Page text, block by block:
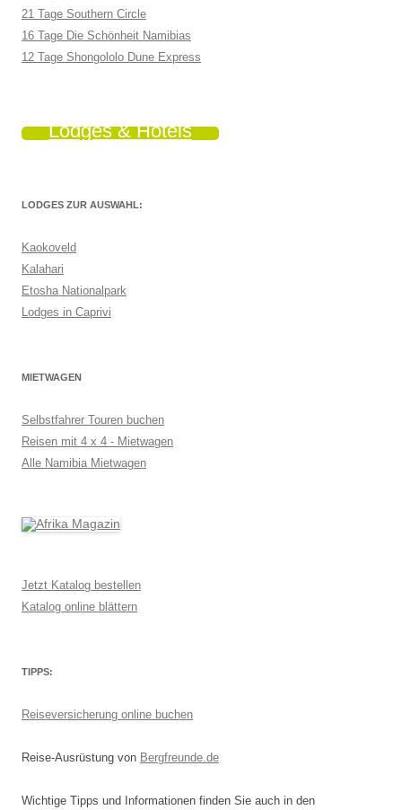
21 Tage Southern Circle
16 Tage Die Schönheit Namibias
12 Tage Shongololo Dune Express
Lodges & Hotels
LODGES ZUR AUSWAHL:
Kaokoveld
Kalahari
Etosha Nationalpark
Lodges in Caprivi
MIETWAGEN
Selbstfahrer Touren buchen
Reisen mit 4 x 4 - Mietwagen
Alle Namibia Mietwagen
Jetzt Katalog bestellen
Katalog online blättern
TIPPS:
Reiseversicherung online buchen
Reise-Ausrüstung von Bergfreunde.de
Wichtige Tipps und Informationen finden Sie auch in den